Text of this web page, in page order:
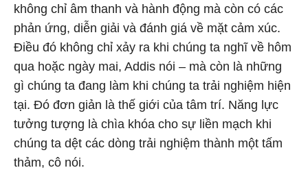
không chỉ âm thanh và hành động mà còn có các
phản ứng, diễn giải và đánh giá về mặt cảm xúc.
Điều đó không chỉ xảy ra khi chúng ta nghĩ về hôm
qua hoặc ngày mai, Addis nói – mà còn là những
gì chúng ta đang làm khi chúng ta trải nghiệm hiện
tại. Đó đơn giản là thế giới của tâm trí. Năng lực
tưởng tượng là chìa khóa cho sự liền mạch khi
chúng ta dệt các dòng trải nghiệm thành một tấm
thảm, cô nói.